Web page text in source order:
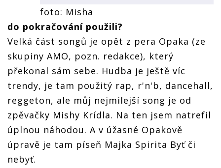
foto: Misha
do pokračování použili?
Velká část songů je opět z pera Opaka (ze
skupiny AMO, pozn. redakce), který
překonal sám sebe. Hudba je ještě víc
trendy, je tam použitý rap, r'n'b, dancehall,
reggeton, ale můj nejmilejší song je od
zpěvačky Mishy Krídla. Na ten jsem natrefil
úplnou náhodou. A v úžasné Opakově
úpravě je tam píseň Majka Spirita Byť či
nebyť.